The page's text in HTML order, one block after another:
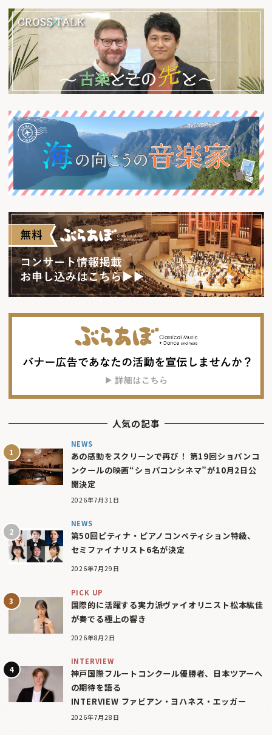
人気の記事
NEWS
あの感動をスクリーンで再び！ 第19回ショパンコ
ンクールの映画“ショパコンシネマ”が10月2日公
開決定
2026年7月31日
NEWS
第50回ピティナ・ピアノコンペティション特級、
セミファイナリスト6名が決定
2026年7月29日
PICK UP
国際的に活躍する実力派ヴァイオリニスト松本紘佳
が奏でる極上の響き
2026年8月2日
INTERVIEW
神戸国際フルートコンクール優勝者、日本ツアーへ
の期待を語る
INTERVIEW ファビアン・ヨハネス・エッガー
2026年7月28日